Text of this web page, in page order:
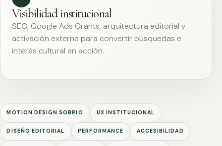
Visibilidad institucional
SEO, Google Ads Grants, arquitectura editorial y
activación externa para convertir búsquedas e
interés cultural en acción.
MOTION DESIGN SOBRIO UX INSTITUCIONAL
DISEÑO EDITORIAL PERFORMANCE ACCESIBILIDAD